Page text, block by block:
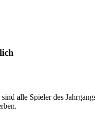
alle Spieler des